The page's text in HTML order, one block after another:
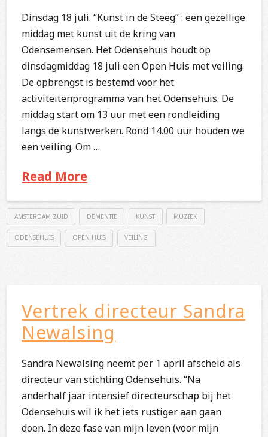
Dinsdag 18 juli. “Kunst in de Steeg” : een gezellige
middag met kunst uit de kring van
Odensemensen. Het Odensehuis houdt op
dinsdagmiddag 18 juli een Open Huis met veiling.
De opbrengst is bestemd voor het
activiteitenprogramma van het Odensehuis. De
middag start om 13 uur met een rondleiding
langs de kunstwerken. Rond 14.00 uur houden we
een veiling. Om …
Read More
AMSTERDAM ZUID DEMENTIE KUNST MUZIEK
ODENSEHUIS OPEN HUIS VEILING
Vertrek directeur Sandra
Newalsing
Sandra Newalsing neemt per 1 april afscheid als
directeur van stichting Odensehuis. “Na
anderhalf jaar intensief directeurschap bij het
Odensehuis wil ik het iets rustiger aan gaan
doen. In deze fase van mijn leven (voor mijn